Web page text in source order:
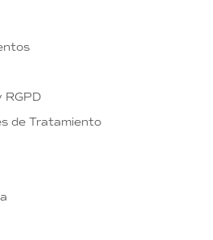
RGPD
de Tratamiento